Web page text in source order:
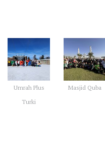
Umrah Plus
Turki
Masjid Quba